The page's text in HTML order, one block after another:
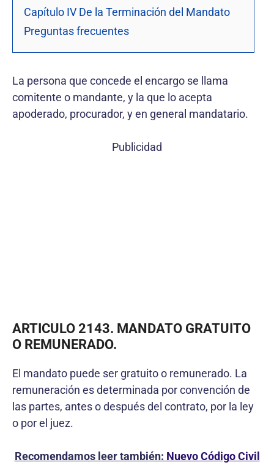
Capítulo IV De la Terminación del Mandato
Preguntas frecuentes
La persona que concede el encargo se llama
comitente o mandante, y la que lo acepta
apoderado, procurador, y en general mandatario.
Publicidad
ARTICULO 2143. MANDATO GRATUITO
O REMUNERADO.
El mandato puede ser gratuito o remunerado. La
remuneración es determinada por convención de
las partes, antes o después del contrato, por la ley
o por el juez.
Recomendamos leer también: Nuevo Código Civil